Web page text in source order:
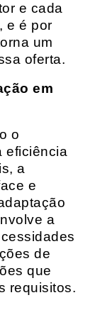
e cada
e é por
um
oferta.
em
o
eficiência
a
e
a
de
que
requisitos.